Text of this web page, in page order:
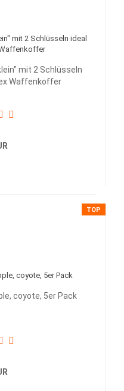
mit 2 Schlüsseln
Waffenkoffer
TOP
coyote, 5er Pack